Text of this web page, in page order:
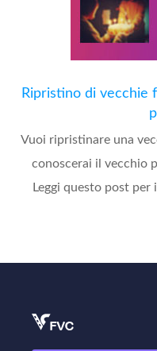
Ripristino di vecchie
Vuoi ripristinare una
conoscerai il vecchio
Leggi questo post